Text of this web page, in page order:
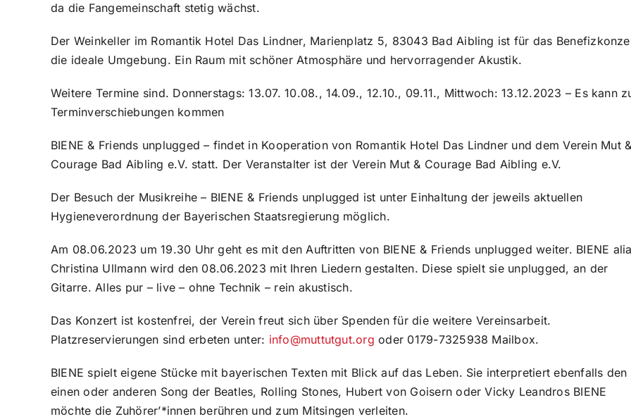
da die Fangemeinschaft stetig wächst.
Der Weinkeller im Romantik Hotel Das Lindner, Marienplatz 5, 83043 Bad Aibling ist für das
die ideale Umgebung. Ein Raum mit schöner Atmosphäre und hervorragender Akustik.
Weitere Termine sind. Donnerstags: 13.07. 10.08., 14.09., 12.10., 09.11., Mittwoch: 13.12.2023 – Es kann
Terminverschiebungen kommen
BIENE & Friends unplugged – findet in Kooperation von Romantik Hotel Das Lindner und dem Verein Mut
Courage Bad Aibling e.V. statt. Der Veranstalter ist der Verein Mut & Courage Bad Aibling e.V.
Der Besuch der Musikreihe – BIENE & Friends unplugged ist unter Einhaltung der jeweils aktuellen
Hygieneverordnung der Bayerischen Staatsregierung möglich.
Am 08.06.2023 um 19.30 Uhr geht es mit den Auftritten von BIENE & Friends unplugged weiter. BIENE
Christina Ullmann wird den 08.06.2023 mit Ihren Liedern gestalten. Diese spielt sie unplugged, an der
Gitarre. Alles pur – live – ohne Technik – rein akustisch.
Das Konzert ist kostenfrei, der Verein freut sich über Spenden für die weitere Vereinsarbeit.
Platzreservierungen sind erbeten unter: info@muttutgut.org oder 0179-7325938 Mailbox.
BIENE spielt eigene Stücke mit bayerischen Texten mit Blick auf das Leben. Sie interpretiert ebenfalls den
einen oder anderen Song der Beatles, Rolling Stones, Hubert von Goisern oder Vicky Leandros BIENE
möchte die Zuhörer’*innen berühren und zum Mitsingen verleiten.